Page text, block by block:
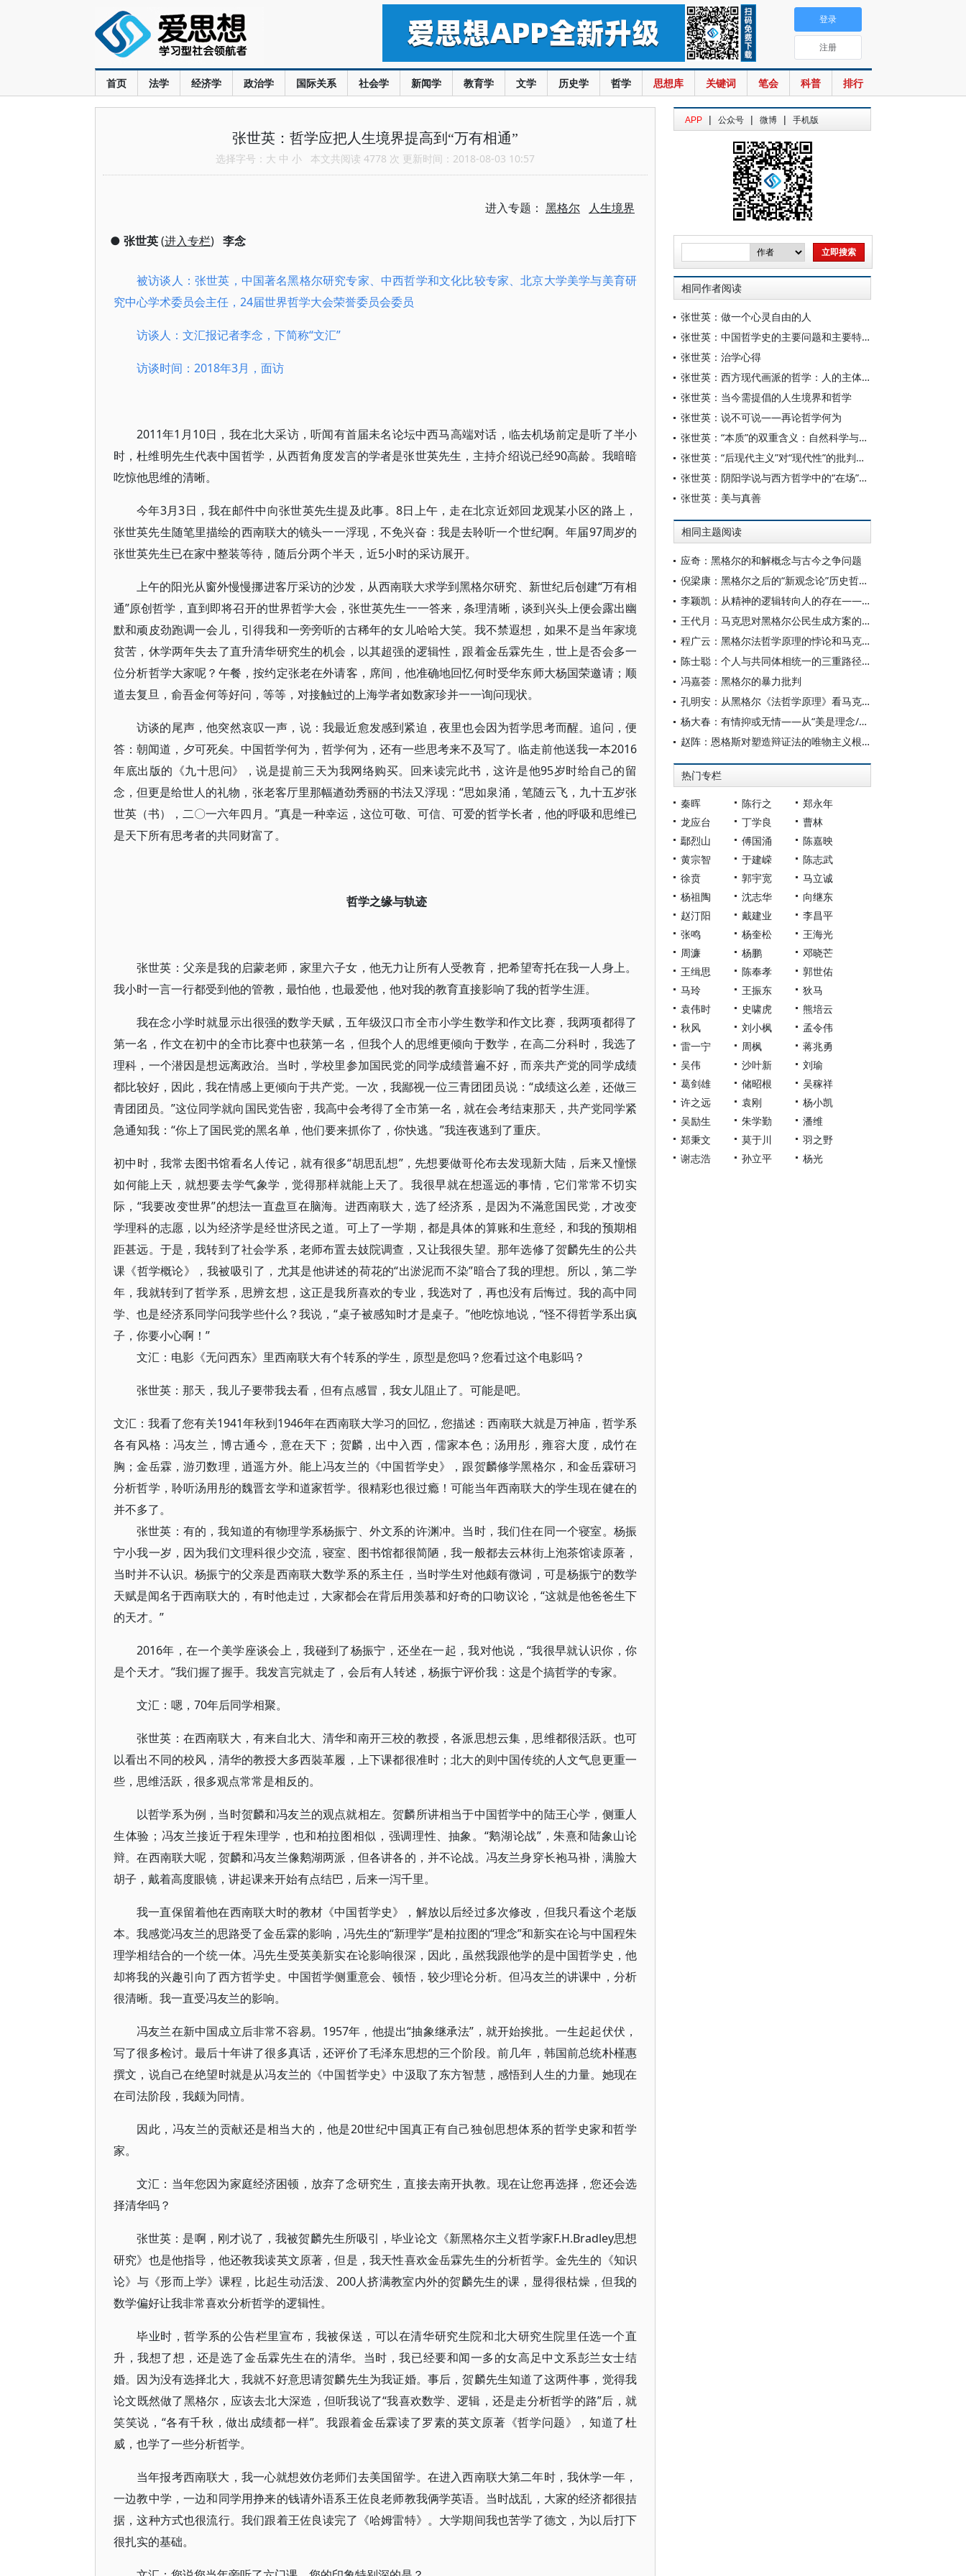
首页 法学 经济学 政治学 国际关系 社会学 新闻学 教育学 文学 历史学 哲学 思想库 关键词 笔会 科普 排行
登录
注册
张世英：哲学应把人生境界提高到“万有相通”
选择字号： 大 中 小 本文共阅读 4778 次 更新时间：2018-08-03 10:57
进入专题： 黑格尔 人生境界
● 张世英(进入专栏) 李念
被访谈人：张世英，中国著名黑格尔研究专家、中西哲学和文化比较专家、北京大学美学与美育研
究中心学术委员会主任，24届世界哲学大会荣誉委员会委员
访谈人：文汇报记者李念，下简称“文汇”
访谈时间：2018年3月，面访
2011年1月10日，我在北大采访，听闻有首届未名论坛中西马高端对话，临去机场前定是听了半小
时，杜维明先生代表中国哲学，从西哲角度发言的学者是张世英先生，主持介绍说已经90高龄。我暗暗
吃惊他思维的清晰。
今年3月3日，我在邮件中向张世英先生提及此事。8日上午，走在北京近郊回龙观某小区的路上，
张世英先生随笔里描绘的西南联大的镜头一一浮现，不免兴奋：我是去聆听一个世纪啊。年届97周岁的
张世英先生已在家中整装等待，随后分两个半天，近5小时的采访展开。
上午的阳光从窗外慢慢挪进客厅采访的沙发，从西南联大求学到黑格尔研究、新世纪后创建“万有相
通”原创哲学，直到即将召开的世界哲学大会，张世英先生一一答来，条理清晰，谈到兴头上便会露出幽
默和顽皮劲跑调一会儿，引得我和一旁旁听的古稀年的女儿哈哈大笑。我不禁遐想，如果不是当年家境
贫苦，休学两年失去了直升清华研究生的机会，以其超强的逻辑性，跟着金岳霖先生，世上是否会多一
位分析哲学大家呢？午餐，按约定张老在外请客，席间，他准确地回忆何时受华东师大杨国荣邀请；顺
道去复旦，俞吾金何等好问，等等，对接触过的上海学者如数家珍并一一询问现状。
访谈的尾声，他突然哀叹一声，说：我最近愈发感到紧迫，夜里也会因为哲学思考而醒。追问，便
答：朝闻道，夕可死矣。中国哲学何为，哲学何为，还有一些思考来不及写了。临走前他送我一本2016
年底出版的《九十思问》，说是提前三天为我网络购买。回来读完此书，这许是他95岁时给自己的留
念，但更是给世人的礼物，张老客厅里那幅遒劲秀丽的书法又浮现：“思如泉涌，笔随云飞，九十五岁张
世英（书），二〇一六年四月。”真是一种幸运，这位可敬、可信、可爱的哲学长者，他的呼吸和思维已
是天下所有思考者的共同财富了。
哲学之缘与轨迹
张世英：父亲是我的启蒙老师，家里六子女，他无力让所有人受教育，把希望寄托在我一人身上。
我小时一言一行都受到他的管教，最怕他，也最爱他，他对我的教育直接影响了我的哲学生涯。
我在念小学时就显示出很强的数学天赋，五年级汉口市全市小学生数学和作文比赛，我两项都得了
第一名，作文在初中的全市比赛中也获第一名，但我个人的思维更倾向于数学，在高二分科时，我选了
理科，一个潜因是想远离政治。当时，学校里参加国民党的同学成绩普遍不好，而亲共产党的同学成绩
都比较好，因此，我在情感上更倾向于共产党。一次，我鄙视一位三青团团员说：“成绩这么差，还做三
青团团员。”这位同学就向国民党告密，我高中会考得了全市第一名，就在会考结束那天，共产党同学紧
急通知我：“你上了国民党的黑名单，他们要来抓你了，你快逃。”我连夜逃到了重庆。
初中时，我常去图书馆看名人传记，就有很多“胡思乱想”，先想要做哥伦布去发现新大陆，后来又憧憬
如何能上天，就想要去学气象学，觉得那样就能上天了。我很早就在想遥远的事情，它们常常不切实
际，“我要改变世界”的想法一直盘亘在脑海。进西南联大，选了经济系，是因为不滿意国民党，才改变
学理科的志愿，以为经济学是经世济民之道。可上了一学期，都是具体的算账和生意经，和我的预期相
距甚远。于是，我转到了社会学系，老师布置去妓院调查，又让我很失望。那年选修了贺麟先生的公共
课《哲学概论》，我被吸引了，尤其是他讲述的荷花的“出淤泥而不染”暗合了我的理想。所以，第二学
年，我就转到了哲学系，思辨玄想，这正是我所喜欢的专业，我选对了，再也没有后悔过。我的高中同
学、也是经济系同学问我学些什么？我说，“桌子被感知时才是桌子。”他吃惊地说，“怪不得哲学系出疯
子，你要小心啊！”
文汇：电影《无问西东》里西南联大有个转系的学生，原型是您吗？您看过这个电影吗？
张世英：那天，我儿子要带我去看，但有点感冒，我女儿阻止了。可能是吧。
文汇：我看了您有关1941年秋到1946年在西南联大学习的回忆，您描述：西南联大就是万神庙，哲学系
各有风格：冯友兰，博古通今，意在天下；贺麟，出中入西，儒家本色；汤用彤，雍容大度，成竹在
胸；金岳霖，游刃数理，逍遥方外。能上冯友兰的《中国哲学史》，跟贺麟修学黑格尔，和金岳霖研习
分析哲学，聆听汤用彤的魏晋玄学和道家哲学。很精彩也很过瘾！可能当年西南联大的学生现在健在的
并不多了。
张世英：有的，我知道的有物理学系杨振宁、外文系的许渊冲。当时，我们住在同一个寝室。杨振
宁小我一岁，因为我们文理科很少交流，寝室、图书馆都很简陋，我一般都去云林街上泡茶馆读原著，
当时并不认识。杨振宁的父亲是西南联大数学系的系主任，当时学生对他颇有微词，可是杨振宁的数学
天赋是闻名于西南联大的，有时他走过，大家都会在背后用羡慕和好奇的口吻议论，“这就是他爸爸生下
的天才。”
2016年，在一个美学座谈会上，我碰到了杨振宁，还坐在一起，我对他说，“我很早就认识你，你
是个天才。”我们握了握手。我发言完就走了，会后有人转述，杨振宁评价我：这是个搞哲学的专家。
文汇：嗯，70年后同学相聚。
张世英：在西南联大，有来自北大、清华和南开三校的教授，各派思想云集，思维都很活跃。也可
以看出不同的校风，清华的教授大多西裝革履，上下课都很准时；北大的则中国传统的人文气息更重一
些，思维活跃，很多观点常常是相反的。
以哲学系为例，当时贺麟和冯友兰的观点就相左。贺麟所讲相当于中国哲学中的陆王心学，侧重人
生体验；冯友兰接近于程朱理学，也和柏拉图相似，强调理性、抽象。“鹅湖论战”，朱熹和陆象山论
辩。在西南联大呢，贺麟和冯友兰像鹅湖两派，但各讲各的，并不论战。冯友兰身穿长袍马褂，满脸大
胡子，戴着高度眼镜，讲起课来开始有点结巴，后来一泻千里。
我一直保留着他在西南联大时的教材《中国哲学史》，解放以后经过多次修改，但我只看这个老版
本。我感觉冯友兰的思路受了金岳霖的影响，冯先生的“新理学”是柏拉图的“理念”和新实在论与中国程朱
理学相结合的一个统一体。冯先生受英美新实在论影响很深，因此，虽然我跟他学的是中国哲学史，他
却将我的兴趣引向了西方哲学史。中国哲学侧重意会、顿悟，较少理论分析。但冯友兰的讲课中，分析
很清晰。我一直受冯友兰的影响。
冯友兰在新中国成立后非常不容易。1957年，他提出“抽象继承法”，就开始挨批。一生起起伏伏，
写了很多检讨。最后十年讲了很多真话，还评价了毛泽东思想的三个阶段。前几年，韩国前总统朴槿惠
撰文，说自己在绝望时就是从冯友兰的《中国哲学史》中汲取了东方智慧，感悟到人生的力量。她现在
在司法阶段，我颇为同情。
因此，冯友兰的贡献还是相当大的，他是20世纪中国真正有自己独创思想体系的哲学史家和哲学
家。
文汇：当年您因为家庭经济困顿，放弃了念研究生，直接去南开执教。现在让您再选择，您还会选
择清华吗？
张世英：是啊，刚才说了，我被贺麟先生所吸引，毕业论文《新黑格尔主义哲学家F.H.Bradley思想
研究》也是他指导，他还教我读英文原著，但是，我天性喜欢金岳霖先生的分析哲学。金先生的《知识
论》与《形而上学》课程，比起生动活泼、200人挤满教室内外的贺麟先生的课，显得很枯燥，但我的
数学偏好让我非常喜欢分析哲学的逻辑性。
毕业时，哲学系的公告栏里宣布，我被保送，可以在清华研究生院和北大研究生院里任选一个直
升，我想了想，还是选了金岳霖先生在的清华。当时，我已经要和闻一多的女高足中文系彭兰女士结
婚。因为没有选择北大，我就不好意思请贺麟先生为我证婚。事后，贺麟先生知道了这两件事，觉得我
论文既然做了黑格尔，应该去北大深造，但听我说了“我喜欢数学、逻辑，还是走分析哲学的路”后，就
笑笑说，“各有千秋，做出成绩都一样”。我跟着金岳霖读了罗素的英文原著《哲学问题》，知道了杜
威，也学了一些分析哲学。
当年报考西南联大，我一心就想效仿老师们去美国留学。在进入西南联大第二年时，我休学一年，
一边教中学，一边和同学用挣来的钱请外语系王佐良老师教我俩学英语。当时战乱，大家的经济都很拮
据，这种方式也很流行。我们跟着王佐良读完了《哈姆雷特》。大学期间我也苦学了德文，为以后打下
很扎实的基础。
APP | 公众号 | 微博 | 手机版
相同作者阅读
张世英：做一个心灵自由的人
张世英：中国哲学史的主要问题和主要特征
张世英：治学心得
张世英：西方现代画派的哲学：人的主体性与自我表现
张世英：当今需提倡的人生境界和哲学
张世英：说不可说——再论哲学何为
张世英：“本质”的双重含义：自然科学与人文科学——黑格尔、狄尔泰、胡塞尔之间的一点链接
张世英：“后现代主义”对“现代性”的批判与超越
张世英：阴阳学说与西方哲学中的“在场”与“不在场”
张世英：美与真善
相同主题阅读
应奇：黑格尔的和解概念与古今之争问题
倪梁康：黑格尔之后的“新观念论”历史哲学：新黑格尔主义
李颖凯：从精神的逻辑转向人的存在——论科耶夫欲望辩证法对黑格尔哲学的理论重构
王代月：马克思对黑格尔公民生成方案的继承与超越
程广云：黑格尔法哲学原理的悖论和马克思法哲学批判的构架
陈士聪：个人与共同体相统一的三重路径：康德、黑格尔与阿多诺
冯嘉荟：黑格尔的暴力批判
孔明安：从黑格尔《法哲学原理》看马克思的人道主义的源流
杨大春：有情抑或无情——从“美是理念/观念的感性显现”看审美意识的演变
赵阵：恩格斯对塑造辩证法的唯物主义根基的原创性贡献
热门专栏
秦晖 陈行之
郑永年
龙应台
丁学良
曹林
鄢烈山
傅国涌
陈嘉映
黄宗智
于建嵘
陈志武
徐贲
郭宇宽
马立诚
杨祖陶
沈志华
向继东
赵汀阳
戴建业
李昌平
张鸣
杨奎松
王海光
周濂
杨鹏
邓晓芒
王缉思
陈奉孝
郭世佑
马玲
王振东
狄马
袁伟时
史啸虎
熊培云
秋风
刘小枫
孟令伟
雷一宁
周枫
蒋兆勇
吴伟
沙叶新
刘瑜
葛剑雄
储昭根
吴稼祥
许之远
袁刚
杨小凯
吴励生
朱学勤
潘维
郑秉文
莫于川
羽之野
谢志浩
孙立平 杨光